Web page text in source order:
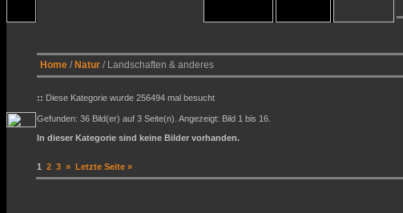
Home / Natur / Landschaften & anderes
:: Diese Kategorie wurde 256494 mal besucht
Gefunden: 36 Bild(er) auf 3 Seite(n). Angezeigt: Bild 1 bis 16.
In dieser Kategorie sind keine Bilder vorhanden.
1 2 3 » Letzte Seite »